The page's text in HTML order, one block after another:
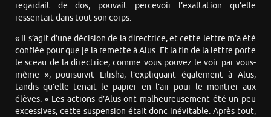
regardait de dos, pouvait percevoir l’exaltation qu’elle
ressentait dans tout son corps.
« Il s’agit d’une décision de la directrice, et cette lettre m’a été
confiée pour que je la remette à Alus. Et la fin de la lettre porte
le sceau de la directrice, comme vous pouvez le voir par vous-
même », poursuivit Lilisha, l’expliquant également à Alus,
tandis qu’elle tenait le papier en l’air pour le montrer aux
élèves. « Les actions d’Alus ont malheureusement été un peu
excessives, cette suspension était donc inévitable. Après tout,